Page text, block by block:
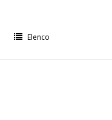
Elenco